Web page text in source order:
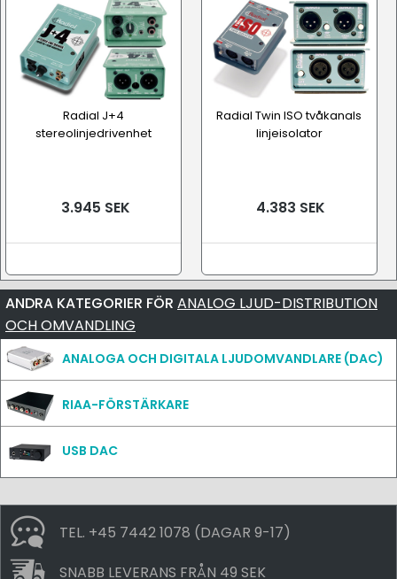
Radial J+4
stereolinjedrivenhet
3.945 SEK
Radial Twin ISO tvåkanals
linjeisolator
4.383 SEK
ANDRA KATEGORIER FÖR ANALOG LJUD-DISTRIBUTION
OCH OMVANDLING
ANALOGA OCH DIGITALA LJUDOMVANDLARE (DAC)
RIAA-FÖRSTÄRKARE
USB DAC
TEL. +45 7442 1078 (DAGAR 9-17)
SNABB LEVERANS FRÅN 49 SEK